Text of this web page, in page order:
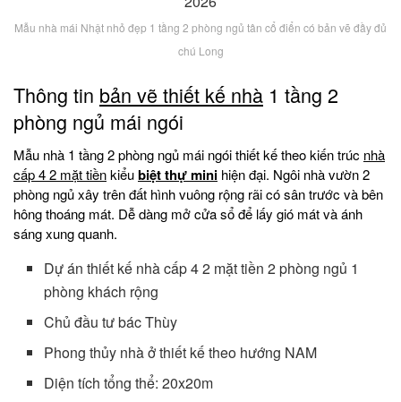
Mẫu nhà mái Nhật nhỏ đẹp 1 tầng 2 phòng ngủ tân cổ điển có bản vẽ đầy đủ
chú Long
Thông tin bản vẽ thiết kế nhà 1 tầng 2
phòng ngủ mái ngói
Mẫu nhà 1 tầng 2 phòng ngủ mái ngói thiết kế theo kiến trúc nhà
cấp 4 2 mặt tiềnkiểubiệt thự mini hiện đại. Ngôi nhà vườn 2
phòng ngủ xây trên đất hình vuông rộng rãi có sân trước và bên
hông thoáng mát. Dễ dàng mở cửa sổ để lấy gió mát và ánh
sáng xung quanh.
Dự án thiết kế nhà cấp 4 2 mặt tiền 2 phòng ngủ 1
phòng khách rộng
Chủ đầu tư bác Thùy
Phong thủy nhà ở thiết kế theo hướng NAM
Diện tích tổng thể: 20x20m